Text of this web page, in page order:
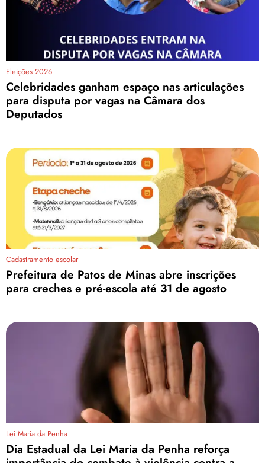
Eleições 2026
Celebridades ganham espaço nas articulações
para disputa por vagas na Câmara dos
Deputados
Cadastramento escolar
Prefeitura de Patos de Minas abre inscrições
para creches e pré-escola até 31 de agosto
Lei Maria da Penha
Dia Estadual da Lei Maria da Penha reforça